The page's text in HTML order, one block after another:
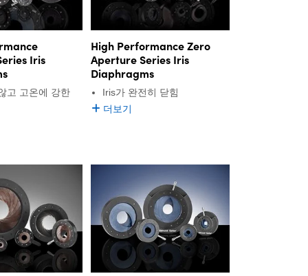
Iris
고 고온에 강한
High Performance Zero
Aperture Series Iris
Diaphragms
Iris가 완전히 닫힘
더보기